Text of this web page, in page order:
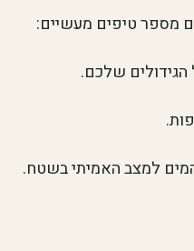
מספר טיפים מעשיים:
שלכם.
למצב האמיתי בשטח.